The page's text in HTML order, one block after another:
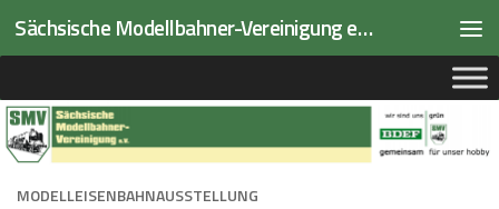
Zum Inhalt springen Sächsische Modellbahner-Vereinigung e.V.
MODELLEISENBAHNAUSSTELLUNG